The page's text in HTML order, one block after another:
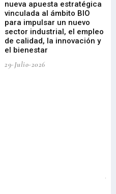
nueva apuesta estratégica
vinculada al ámbito BIO
para impulsar un nuevo
sector industrial, el empleo
de calidad, la innovación y
el bienestar
29-Julio-2026